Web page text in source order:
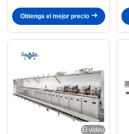
pasivación 40KHZ - 80KHZ
Obtenga el mejor precio
El video